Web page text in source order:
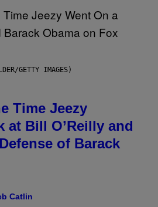
GETTY IMAGES)
Time Jeezy
at Bill O’Reilly and
of Barack
Catlin